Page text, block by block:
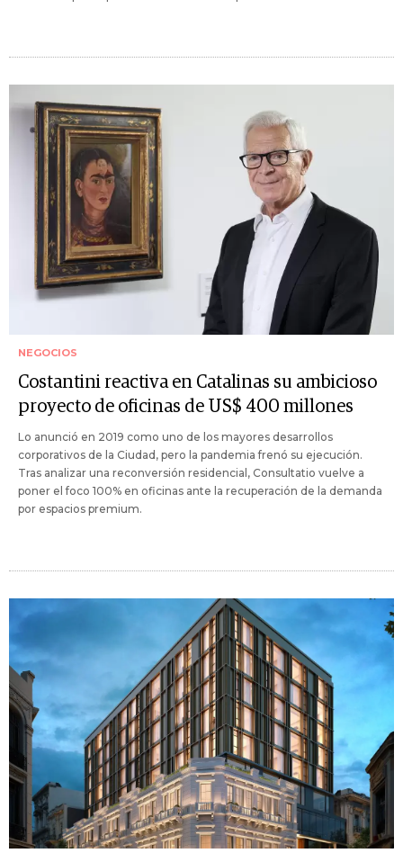
NEGOCIOS
Costantini reactiva en Catalinas su ambicioso
proyecto de oficinas de US$ 400 millones
Lo anunció en 2019 como uno de los mayores desarrollos
corporativos de la Ciudad, pero la pandemia frenó su ejecución.
Tras analizar una reconversión residencial, Consultatio vuelve a
poner el foco 100% en oficinas ante la recuperación de la demanda
por espacios premium.